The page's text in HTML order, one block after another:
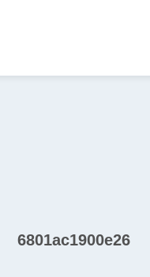
6801ac1900e26